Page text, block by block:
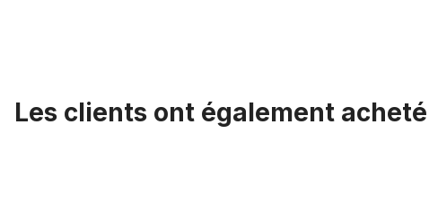
Les clients ont également acheté